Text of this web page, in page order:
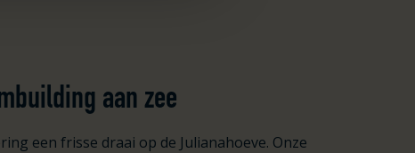
aan zee
een frisse draai op de Julianahoeve. Onze